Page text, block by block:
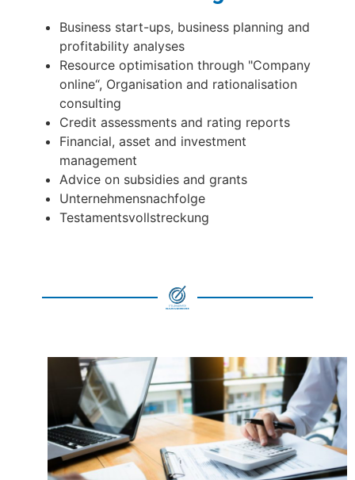
Business start-ups, business planning and
profitability analyses
Resource optimisation through "Company
online“, Organisation and rationalisation
consulting
Credit assessments and rating reports
Financial, asset and investment
management
Advice on subsidies and grants
Unternehmensnachfolge
Testamentsvollstreckung